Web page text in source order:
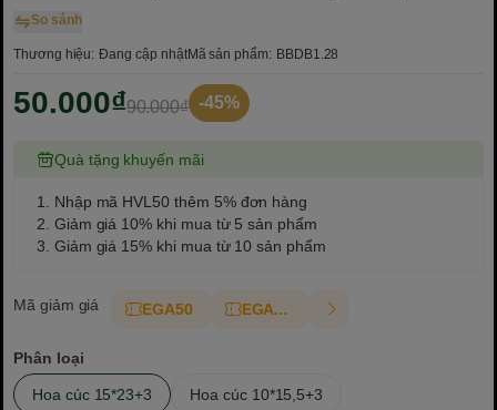
So sánh
Thương hiệu: Đang cập nhậtMã sản phẩm: BBDB1.28
50.000₫90.000₫ -45%
Quà tặng khuyến mãi
1. Nhập mã HVL50 thêm 5% đơn hàng
2. Giảm giá 10% khi mua từ 5 sản phẩm
3. Giảm giá 15% khi mua từ 10 sản phẩm
Mã giảm giá EGA50 EGAT10
Phân loại
Hoa cúc 15*23+3 Hoa cúc 10*15,5+3